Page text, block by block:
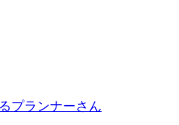
プランナーさん